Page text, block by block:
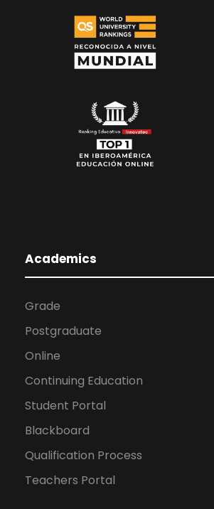
Academics
Grade
Postgraduate
Online
Continuing Education
Student Portal
Blackboard
Qualification Process
Teachers Portal